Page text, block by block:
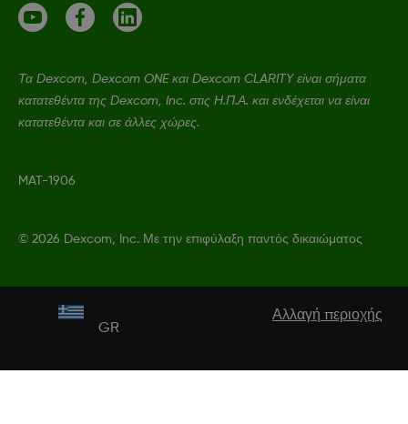
Τα Dexcom, Dexcom ONE και Dexcom CLARITY είναι σήματα
κατατεθέντα της Dexcom, Inc. στις Η.Π.Α. και ενδέχεται να είναι
κατατεθέντα και σε άλλες χώρες.
MAT-1906
© 2026 Dexcom, Inc. Με την επιφύλαξη παντός δικαιώματος
GR
Αλλαγή περιοχής